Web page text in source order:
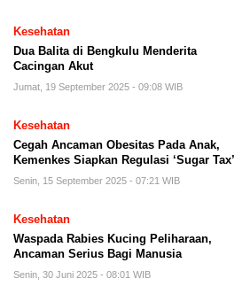
Kesehatan
Dua Balita di Bengkulu Menderita
Cacingan Akut
Jumat, 19 September 2025 - 09:08 WIB
Kesehatan
Cegah Ancaman Obesitas Pada Anak,
Kemenkes Siapkan Regulasi ‘Sugar Tax’
Senin, 15 September 2025 - 07:21 WIB
Kesehatan
Waspada Rabies Kucing Peliharaan,
Ancaman Serius Bagi Manusia
Senin, 30 Juni 2025 - 08:01 WIB